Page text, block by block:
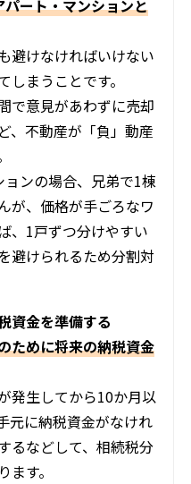
ート・マンションと
避けなければいけない
まうことです。
で意見があわずに売却
、不動産が「負」動産
ンの場合、兄弟で1棟
が、価格が手ごろなワ
、1戸ずつ分けやすい
避けられるため分割対
資金を準備する
ために将来の納税資金
発生してから10か月以
元に納税資金がなけれ
るなどして、相続税分
す。